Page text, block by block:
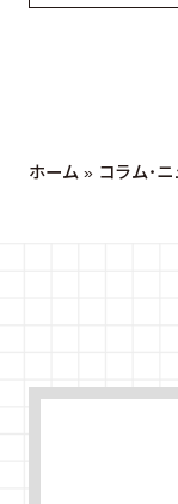
ホーム» コラム・